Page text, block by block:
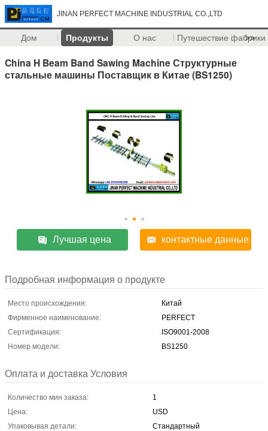
JINAN PERFECT MACHINE INDUSTRIAL CO.,LTD
Дом Продукты О нас Путешествие фабрики
>>
China H Beam Band Sawing Machine Структурные
стальные машины Поставщик в Китае (BS1250)
Лучшая цена контактные данные
Подробная информация о продукте
Место происхождения:
Китай
Фирменное наименование:
PERFECT
Сертификация:
ISO9001-2008
Номер модели:
BS1250
Оплата и доставка Условия
Количество мин заказа:
1
Цена:
USD
Упаковывая детали:
Стандартный